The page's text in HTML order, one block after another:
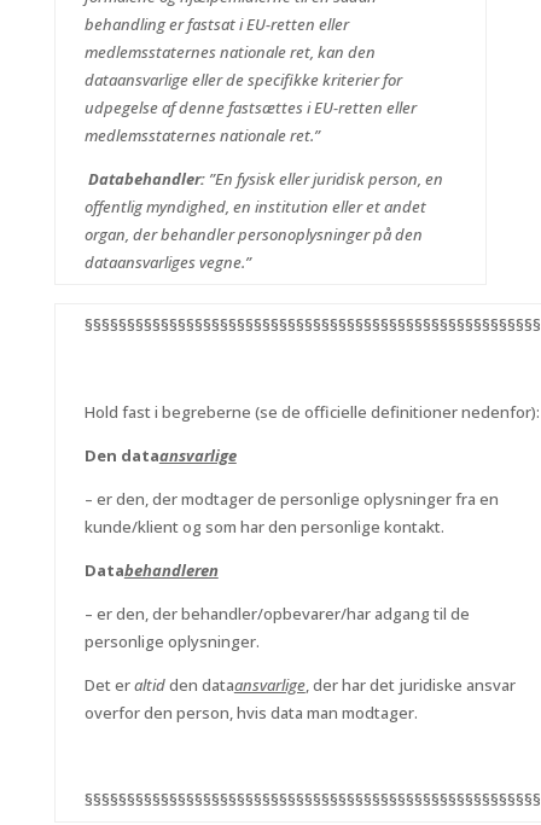
behandling er fastsat i EU-retten eller
medlemsstaternes nationale ret, kan den
dataansvarlige eller de specifikke kriterier for
udpegelse af denne fastsættes i EU-retten eller
medlemsstaternes nationale ret.”
Databehandler: ”En fysisk eller juridisk person, en
offentlig myndighed, en institution eller et andet
organ, der behandler personoplysninger på den
dataansvarliges vegne.”
§§§§§§§§§§§§§§§§§§§§§§§§§§§§§§§§§§§§§§§§§§§§§§§§§§§§§§
Hold fast i begreberne (se de officielle definitioner nedenfor):
Den dataansvarlige
– er den, der modtager de personlige oplysninger fra en
kunde/klient og som har den personlige kontakt.
Databehandleren
– er den, der behandler/opbevarer/har adgang til de
personlige oplysninger.
Det eraltidden dataansvarlige, der har det juridiske ansvar
overfor den person, hvis data man modtager.
§§§§§§§§§§§§§§§§§§§§§§§§§§§§§§§§§§§§§§§§§§§§§§§§§§§§§§